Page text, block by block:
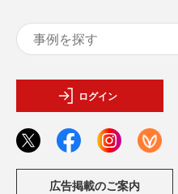
ログイン
広告掲載のご案内